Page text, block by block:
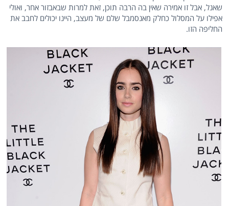
שאנל, אבל זו אמירה שאין בה הרבה תוכן, זאת למרות שבאבזור אחר, ואולי
אפילו על המסלול כחלק מאנסמבל שלם של מעצב, היינו יכולים לחבב את
החליפה הזו.